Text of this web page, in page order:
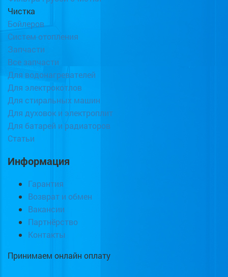
Чистка
Бойлеров
Систем отопления
Запчасти
Все запчасти
Для водонагревателей
Для электрокотлов
Для стиральных машин
Для духовок и электроплит
Для батарей и радиаторов
Статьи
Информация
Гарантия
Возврат и обмен
Вакансии
Партнёрство
Контакты
Принимаем онлайн оплату